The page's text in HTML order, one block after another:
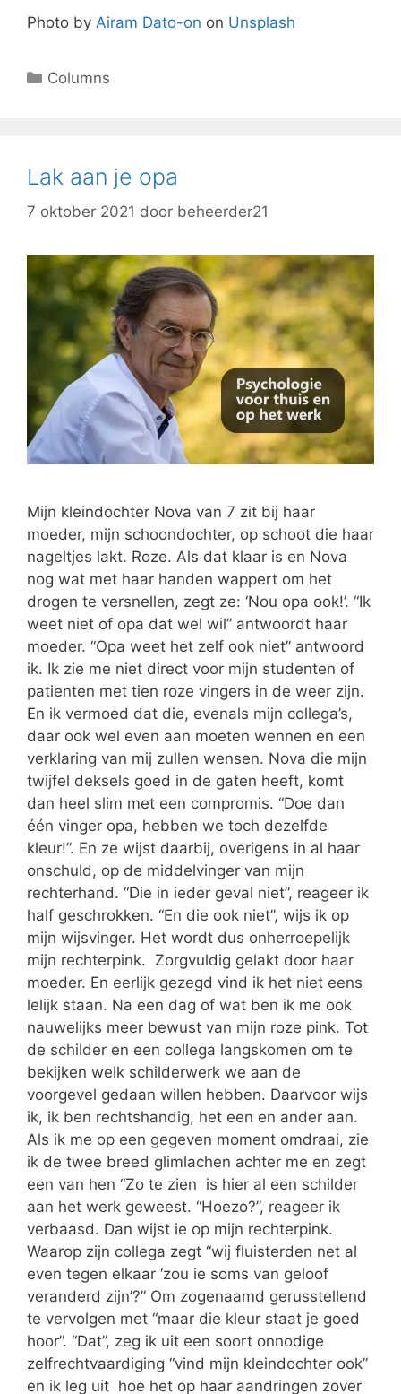
Photo by Airam Dato-on on Unsplash
Columns
Lak aan je opa
7 oktober 2021 door beheerder21
Mijn kleindochter Nova van 7 zit bij haar
moeder, mijn schoondochter, op schoot die haar
nageltjes lakt. Roze. Als dat klaar is en Nova
nog wat met haar handen wappert om het
drogen te versnellen, zegt ze: ‘Nou opa ook!’. “Ik
weet niet of opa dat wel wil” antwoordt haar
moeder. “Opa weet het zelf ook niet” antwoord
ik. Ik zie me niet direct voor mijn studenten of
patienten met tien roze vingers in de weer zijn.
En ik vermoed dat die, evenals mijn collega’s,
daar ook wel even aan moeten wennen en een
verklaring van mij zullen wensen. Nova die mijn
twijfel deksels goed in de gaten heeft, komt
dan heel slim met een compromis. “Doe dan
één vinger opa, hebben we toch dezelfde
kleur!”. En ze wijst daarbij, overigens in al haar
onschuld, op de middelvinger van mijn
rechterhand. “Die in ieder geval niet”, reageer ik
half geschrokken. “En die ook niet”, wijs ik op
mijn wijsvinger. Het wordt dus onherroepelijk
mijn rechterpink. Zorgvuldig gelakt door haar
moeder. En eerlijk gezegd vind ik het niet eens
lelijk staan. Na een dag of wat ben ik me ook
nauwelijks meer bewust van mijn roze pink. Tot
de schilder en een collega langskomen om te
bekijken welk schilderwerk we aan de
voorgevel gedaan willen hebben. Daarvoor wijs
ik, ik ben rechtshandig, het een en ander aan.
Als ik me op een gegeven moment omdraai, zie
ik de twee breed glimlachen achter me en zegt
een van hen “Zo te zien is hier al een schilder
aan het werk geweest. “Hoezo?”, reageer ik
verbaasd. Dan wijst ie op mijn rechterpink.
Waarop zijn collega zegt “wij fluisterden net al
even tegen elkaar ‘zou ie soms van geloof
veranderd zijn’?” Om zogenaamd gerusstellend
te vervolgen met “maar die kleur staat je goed
hoor”. “Dat”, zeg ik uit een soort onnodige
zelfrechtvaardiging “vind mijn kleindochter ook”
en ik leg uit hoe het op haar aandringen zover